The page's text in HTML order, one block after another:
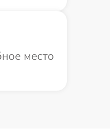
место